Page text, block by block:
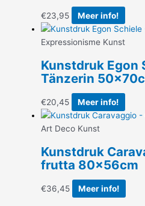
€23,95 Meer info!
Expressionisme Kunst
Kunstdruk Egon
Tänzerin
€20,45 Meer info!
Art Deco Kunst
Kunstdruk
frutta 80x56cm
€36,45 Meer info!